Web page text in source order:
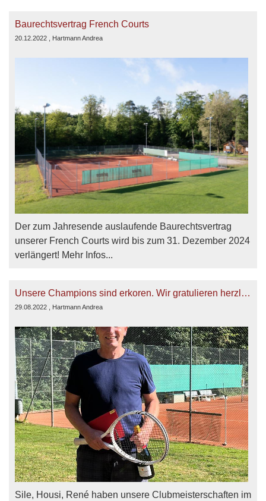
Baurechtsvertrag French Courts
20.12.2022 , Hartmann Andrea
Der zum Jahresende auslaufende Baurechtsvertrag
unserer French Courts wird bis zum 31. Dezember 2024
verlängert! Mehr Infos...
Unsere Champions sind erkoren. Wir gratulieren herzlichst
29.08.2022 , Hartmann Andrea
Sile, Housi, René haben unsere Clubmeisterschaften im